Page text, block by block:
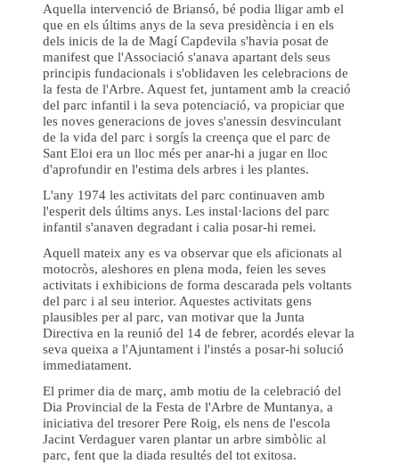
Aquella intervenció de Briansó, bé podia lligar amb el
que en els últims anys de la seva presidència i en els
dels inicis de la de Magí Capdevila s'havia posat de
manifest que l'Associació s'anava apartant dels seus
principis fundacionals i s'oblidaven les celebracions de
la festa de l'Arbre. Aquest fet, juntament amb la creació
del parc infantil i la seva potenciació, va propiciar que
les noves generacions de joves s'anessin desvinculant
de la vida del parc i sorgís la creença que el parc de
Sant Eloi era un lloc més per anar-hi a jugar en lloc
d'aprofundir en l'estima dels arbres i les plantes.
L'any 1974 les activitats del parc continuaven amb
l'esperit dels últims anys. Les instal·lacions del parc
infantil s'anaven degradant i calia posar-hi remei.
Aquell mateix any es va observar que els aficionats al
motocròs, aleshores en plena moda, feien les seves
activitats i exhibicions de forma descarada pels voltants
del parc i al seu interior. Aquestes activitats gens
plausibles per al parc, van motivar que la Junta
Directiva en la reunió del 14 de febrer, acordés elevar la
seva queixa a l'Ajuntament i l'instés a posar-hi solució
immediatament.
El primer dia de març, amb motiu de la celebració del
Dia Provincial de la Festa de l'Arbre de Muntanya, a
iniciativa del tresorer Pere Roig, els nens de l'escola
Jacint Verdaguer varen plantar un arbre simbòlic al
parc, fent que la diada resultés del tot exitosa.